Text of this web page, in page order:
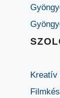
Kreatív